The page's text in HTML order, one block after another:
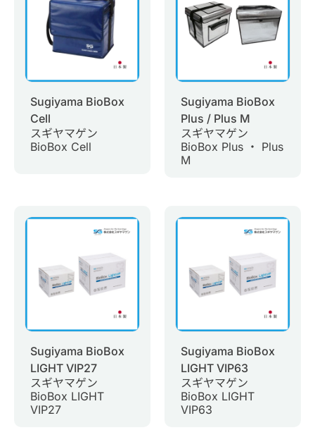
Sugiyama BioBox
Cell
スギヤマゲン
BioBox Cell
Sugiyama BioBox
Plus / Plus M
スギヤマゲン
BioBox Plus ・ Plus
M
Sugiyama BioBox
LIGHT VIP27
スギヤマゲン
BioBox LIGHT
VIP27
Sugiyama BioBox
LIGHT VIP63
スギヤマゲン
BioBox LIGHT
VIP63